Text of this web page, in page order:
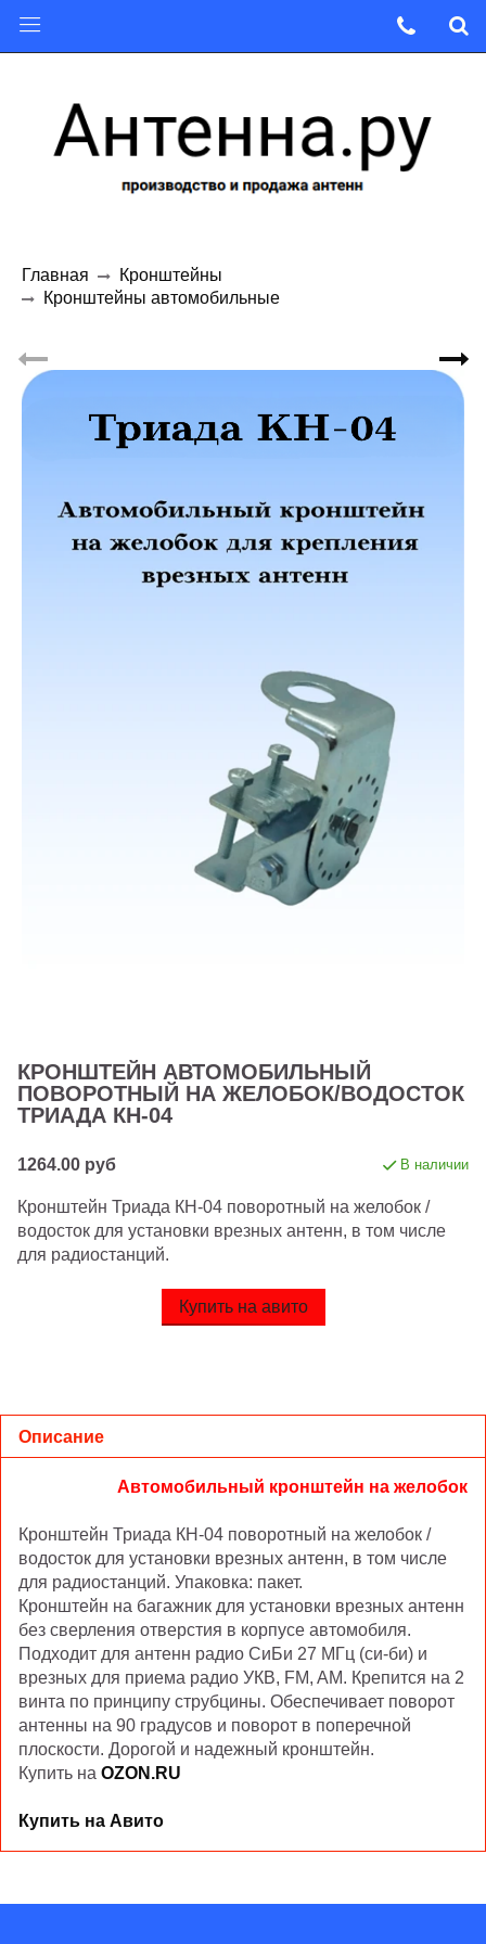
Главная
Кронштейны
Кронштейны автомобильные
КРОНШТЕЙН АВТОМОБИЛЬНЫЙ
ПОВОРОТНЫЙ НА ЖЕЛОБОК/ВОДОСТОК
ТРИАДА КН-04
1264.00 руб В наличии
Кронштейн Триада КН-04 поворотный на желобок /
водосток для установки врезных антенн, в том числе
для радиостанций.
Купить на авито
Описание
Автомобильный кронштейн на желобок
Кронштейн Триада КН-04 поворотный на желобок /
водосток для установки врезных антенн, в том числе
для радиостанций. Упаковка: пакет.
Кронштейн на багажник для установки врезных антенн
без сверления отверстия в корпусе автомобиля.
Подходит для антенн радио СиБи 27 МГц (си-би) и
врезных для приема радио УКВ, FM, AM. Крепится на 2
винта по принципу струбцины. Обеспечивает поворот
антенны на 90 градусов и поворот в поперечной
плоскости. Дорогой и надежный кронштейн.
Купить на OZON.RU
Купить на Авито